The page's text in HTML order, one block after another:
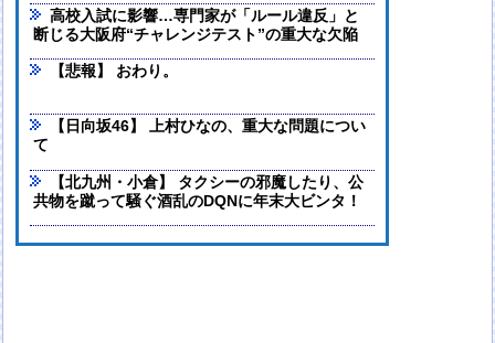
高校入試に影響…専門家が「ルール違反」と
断じる大阪府“チャレンジテスト”の重大な欠陥
【悲報】 おわり。
【日向坂46】 上村ひなの、重大な問題につい
て
【北九州・小倉】 タクシーの邪魔したり、公
共物を蹴って騒ぐ酒乱のDQNに年末大ビンタ！